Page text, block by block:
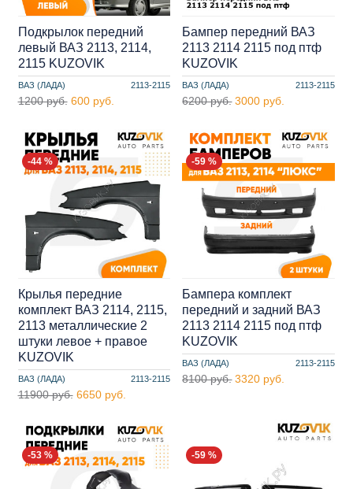
ВАЗ (ЛАДА) 2113-2115
Подкрылок передний
левый ВАЗ 2113, 2114,
2115 KUZOVIK
1200 руб. 600 руб.
ВАЗ (ЛАДА) 2113-2115
Бампер передний ВАЗ
2113 2114 2115 под птф
KUZOVIK
6200 руб. 3000 руб.
-44 %
ВАЗ (ЛАДА) 2113-2115
Крылья передние
комплект ВАЗ 2114, 2115,
2113 металлические 2
штуки левое + правое
KUZOVIK
11900 руб. 6650 руб.
-59 %
ВАЗ (ЛАДА) 2113-2115
Бампера комплект
передний и задний ВАЗ
2113 2114 2115 под птф
KUZOVIK
8100 руб. 3320 руб.
-53 % -59 %